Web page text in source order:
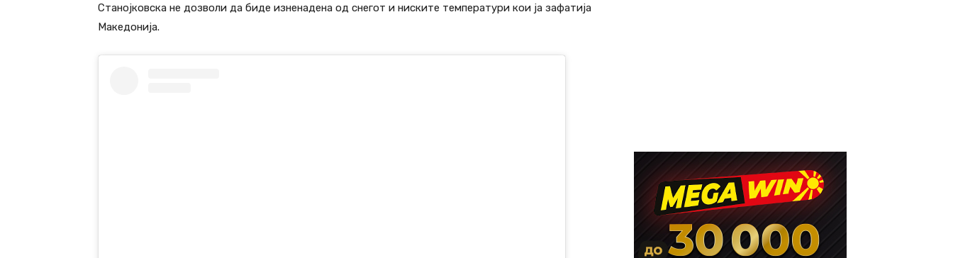
Станојковска не дозволи да биде изненадена од снегот и ниските температури кои ја зафатија
Македонија.